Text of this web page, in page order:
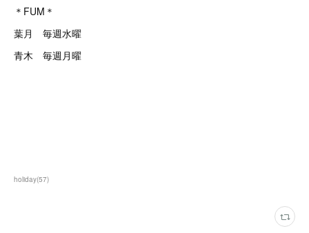
＊FUM＊
葉月 毎週水曜
青木 毎週月曜
holiday(57)